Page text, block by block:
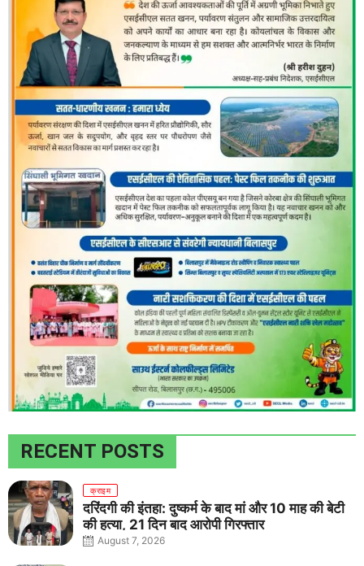
RECENT POSTS
क्राइम
दरिंदगी की इंतहा: दुष्कर्म के बाद मां और 10 माह की बेटी
की हत्या, 21 दिन बाद आरोपी गिरफ्तार
August 7, 2026